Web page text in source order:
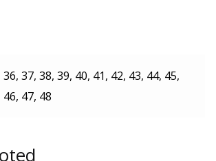
36, 37, 38, 39, 40, 41, 42, 43, 44, 45,
46, 47, 48